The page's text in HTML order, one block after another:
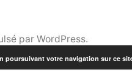
par WordPress.
poursuivant votre navigation sur ce